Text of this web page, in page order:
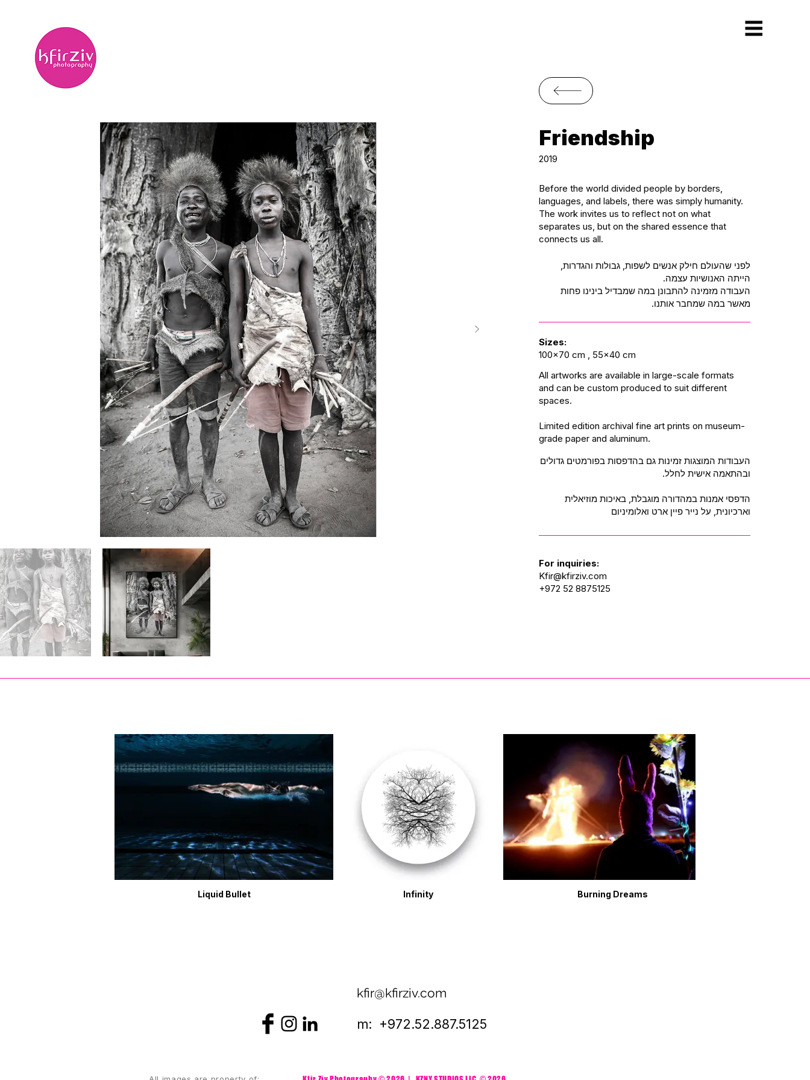
Friendship
2019
Before the world divided people by borders,
languages, and labels, there was simply humanity.
The work invites us to reflect not on what
separates us, but on the shared essence that
connects us all.
לפני שהעולם חילק אנשים לשפות, גבולות והגדרות,
הייתה האנושיות עצמה.
העבודה מזמינה להתבונן במה שמבדיל בינינו פחות
מאשר במה שמחבר אותנו.
Sizes:
100x70 cm , 55x40 cm
All artworks are available in large-scale formats
and can be custom produced to suit different
spaces.
Limited edition archival fine art prints on museum-
grade paper and aluminum.
העבודות המוצגות זמינות גם בהדפסות בפורמטים גדולים
ובהתאמה אישית לחלל.
הדפסי אמנות במהדורה מוגבלת, באיכות מוזיאלית
וארכיונית, על נייר פיין ארט ואלומיניום
For inquiries:
Kfir@kfirziv.com
+972 52 8875125
Liquid Bullet Infinity Burning Dreams
kfir@kfirziv.com
m: +972.52.887.5125